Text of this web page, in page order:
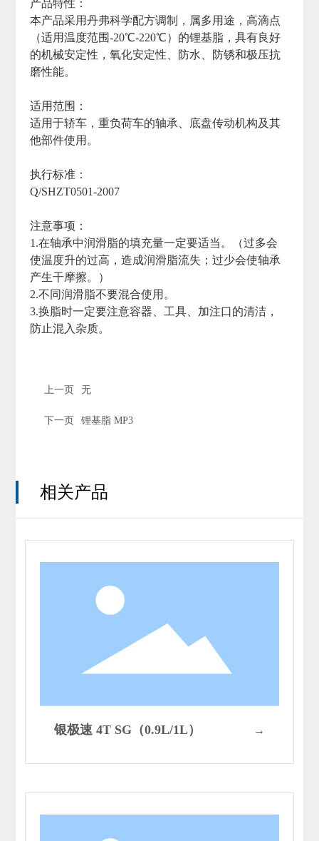
产品特性：
本产品采用丹弗科学配方调制，属多用途，高滴点
（适用温度范围-20℃-220℃）的锂基脂，具有良好
的机械安定性，氧化安定性、防水、防锈和极压抗
磨性能。
适用范围：
适用于轿车，重负荷车的轴承、底盘传动机构及其
他部件使用。
执行标准：
Q/SHZT0501-2007
注意事项：
1.在轴承中润滑脂的填充量一定要适当。（过多会
使温度升的过高，造成润滑脂流失；过少会使轴承
产生干摩擦。）
2.不同润滑脂不要混合使用。
3.换脂时一定要注意容器、工具、加注口的清洁，
防止混入杂质。
上一页 无
下一页 锂基脂 MP3
相关产品
银极速 4T SG（0.9L/1L） →